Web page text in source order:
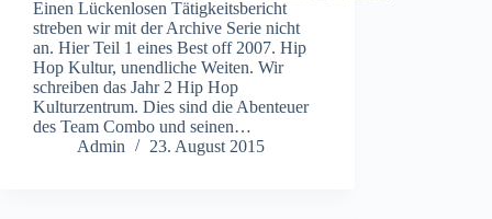
Einen Lückenlosen Tätigkeitsbericht
streben wir mit der Archive Serie nicht
an. Hier Teil 1 eines Best off 2007. Hip
Hop Kultur, unendliche Weiten. Wir
schreiben das Jahr 2 Hip Hop
Kulturzentrum. Dies sind die Abenteuer
des Team Combo und seinen…
Admin
23. August 2015